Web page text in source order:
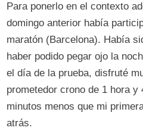
Para ponerlo en el contexto
domingo anterior había
maratón (Barcelona). Había
haber podido pegar ojo la
el día de la prueba, disfruté
prometedor crono de 1 hora y
minutos menos que mi
atrás.